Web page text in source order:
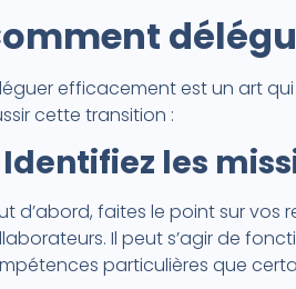
efficacement est un art
cette transition :
Identifiez les
d’abord, faites le point sur
Il peut s’agir de
particulières que